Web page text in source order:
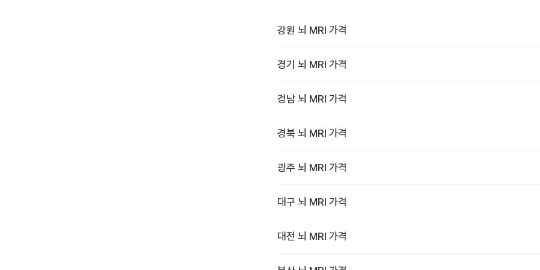
강원 뇌 MRI 가격
경기 뇌 MRI 가격
경남 뇌 MRI 가격
경북 뇌 MRI 가격
광주 뇌 MRI 가격
대구 뇌 MRI 가격
대전 뇌 MRI 가격